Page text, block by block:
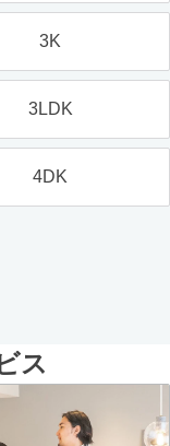
3K
3LDK
4DK
ス